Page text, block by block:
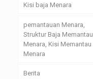
Kisi baja Menara
pemantauan Menara,
Struktur Baja Memantau
Menara, Kisi Memantau
Menara
Berita